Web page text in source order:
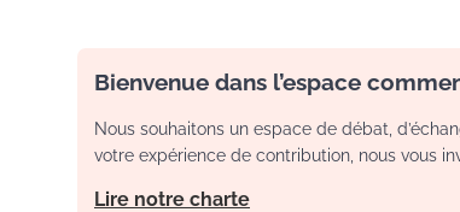
Bienvenue dans l’espace
Nous souhaitons un espace de débat,
votre expérience de contribution, nous vous
Lire notre charte